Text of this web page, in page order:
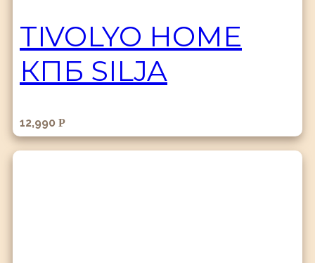
TIVOLYO HOME
КПБ SILJA
12,990 Р